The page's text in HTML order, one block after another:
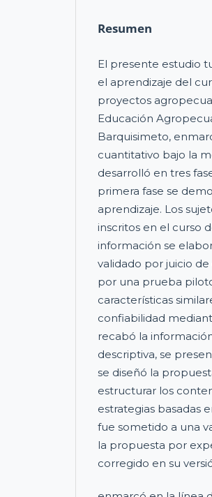
Resumen
El presente estudio
el aprendizaje del
proyectos
Educación
Barquisimeto,
cuantitativo bajo la
desarrolló en tres
primera fase se
aprendizaje. Los
inscritos en el curso
información se
validado por juicio
por una prueba
características
confiabilidad
recabó la
descriptiva, se
se diseñó la
estructurar los
estrategias basadas
fue sometido a una
la propuesta por
corregido en su